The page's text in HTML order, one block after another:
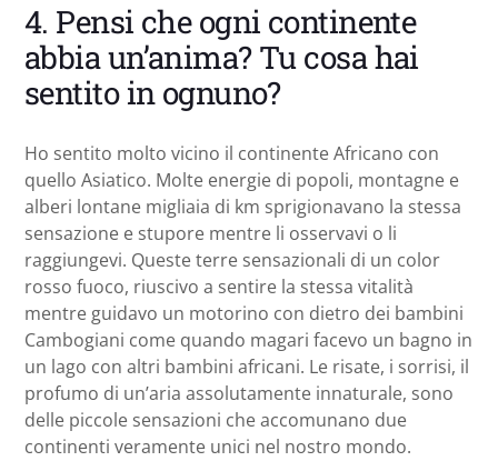
4. Pensi che ogni continente
abbia un’anima? Tu cosa hai
sentito in ognuno?
Ho sentito molto vicino il continente Africano con
quello Asiatico. Molte energie di popoli, montagne e
alberi lontane migliaia di km sprigionavano la stessa
sensazione e stupore mentre li osservavi o li
raggiungevi. Queste terre sensazionali di un color
rosso fuoco, riuscivo a sentire la stessa vitalità
mentre guidavo un motorino con dietro dei bambini
Cambogiani come quando magari facevo un bagno in
un lago con altri bambini africani. Le risate, i sorrisi, il
profumo di un’aria assolutamente innaturale, sono
delle piccole sensazioni che accomunano due
continenti veramente unici nel nostro mondo.